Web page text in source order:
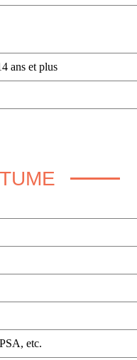
ans et plus
etc.